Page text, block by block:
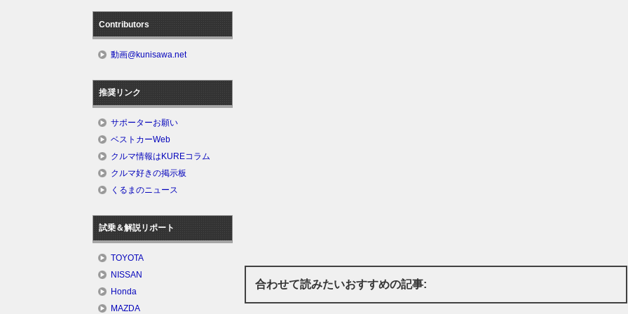
合わせて読みたいおすすめの記事:
Contributors
動画@kunisawa.net
推奨リンク
サポーターお願い
ベストカーWeb
クルマ情報はKUREコラム
クルマ好きの掲示板
くるまのニュース
試乗＆解説リポート
TOYOTA
NISSAN
Honda
MAZDA